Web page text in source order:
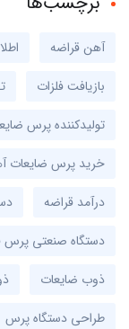
آهن قراضه
بازیافت فلزات
تولیدکننده پرس
خرید پرس ضایعات
درآمد قراضه
دستگاه صنعتی پرس
ذوب ضایعات
طراحی دستگاه پرس